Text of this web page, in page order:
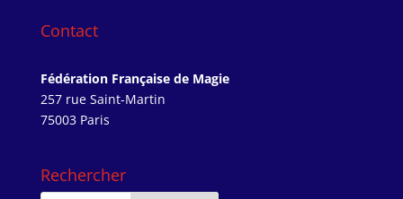
Contact
Fédération Française de Magie
257 rue Saint-Martin
75003 Paris
Rechercher